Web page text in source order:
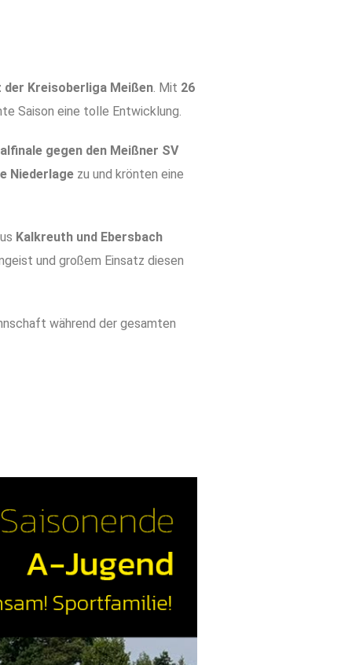
der Kreisoberliga Meißen. Mit 26
Saison eine tolle Entwicklung.
gegen den Meißner SV
Niederlage zu und krönten eine
Kalkreuth und Ebersbach
und großem Einsatz diesen
während der gesamten